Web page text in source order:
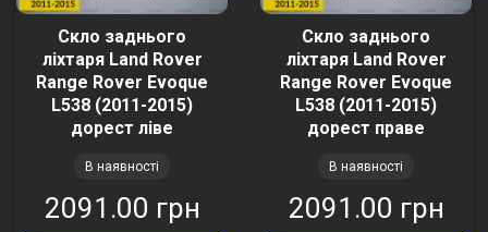
Скло заднього
ліхтаря Land Rover
Range Rover Evoque
L538 (2011-2015)
дорест ліве
В наявності
2091.00 грн
Скло заднього
ліхтаря Land Rover
Range Rover Evoque
L538 (2011-2015)
дорест праве
В наявності
2091.00 грн